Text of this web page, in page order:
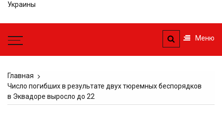
Украины
Меню
Главная
Число погибших в результате двух тюремных беспорядков
в Эквадоре выросло до 22